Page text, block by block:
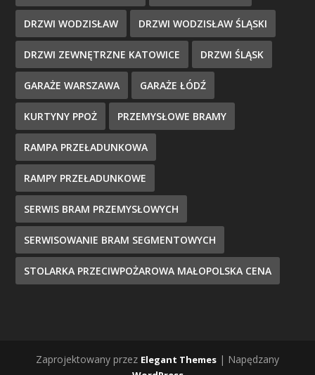
DRZWI WODZISŁAW DRZWI WODZISŁAW ŚLĄSKI
DRZWI ZEWNĘTRZNE KATOWICE DRZWI ŚLĄSK
GARAŻE WARSZAWA GARAŻE ŁÓDŹ
KURTYNY PPOŻ PRZEMYSŁOWE BRAMY
RAMPA PRZEŁADUNKOWA
RAMPY PRZEŁADUNKOWE
SERWIS BRAM PRZEMYSŁOWYCH
SERWISOWANIE BRAM SEGMENTOWYCH
STOLARKA PRZECIWPOŻAROWA MAŁOPOLSKA CENA
Zaprojektowany przez Elegant Themes | Napędzany